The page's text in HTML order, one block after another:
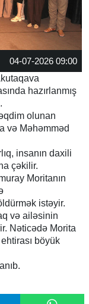
04-07-2026 09:00
hazırlanmış
olunan
və Məhəmməd
insanın daxili
çəkilir.
Moritanın
istəyir.
və ailəsinin
Nəticədə Morita
böyük